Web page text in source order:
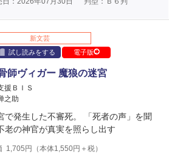
新文芸
試し読みをする
電子版
師ヴィガー 魔狼の迷宮
援ＢＩＳ
之助
で発生した不審死。 「死者の声」を聞
老の神官が真実を照らし出す
1,705 円（本体1,550円＋税）